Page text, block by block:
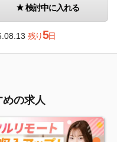
検討中に入れる
残り5日
の求人